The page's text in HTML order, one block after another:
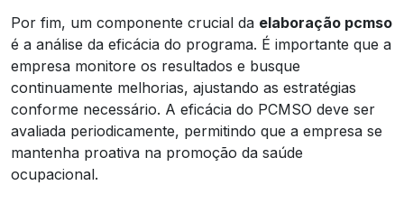
Por fim, um componente crucial da elaboração pcmso
é a análise da eficácia do programa. É importante que a
empresa monitore os resultados e busque
continuamente melhorias, ajustando as estratégias
conforme necessário. A eficácia do PCMSO deve ser
avaliada periodicamente, permitindo que a empresa se
mantenha proativa na promoção da saúde
ocupacional.